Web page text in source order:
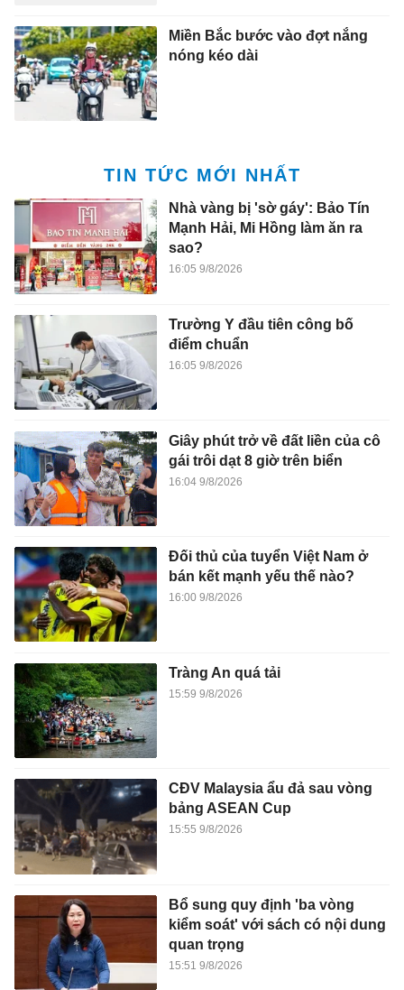
Miền Bắc bước vào đợt nắng
nóng kéo dài
TIN TỨC MỚI NHẤT
Nhà vàng bị 'sờ gáy': Bảo Tín
Mạnh Hải, Mi Hồng làm ăn ra
sao?
16:05 9/8/2026
Trường Y đầu tiên công bố
điểm chuẩn
16:05 9/8/2026
Giây phút trở về đất liền của cô
gái trôi dạt 8 giờ trên biển
16:04 9/8/2026
Đối thủ của tuyển Việt Nam ở
bán kết mạnh yếu thế nào?
16:00 9/8/2026
Tràng An quá tải
15:59 9/8/2026
CĐV Malaysia ẩu đả sau vòng
bảng ASEAN Cup
15:55 9/8/2026
Bổ sung quy định 'ba vòng
kiểm soát' với sách có nội dung
quan trọng
15:51 9/8/2026